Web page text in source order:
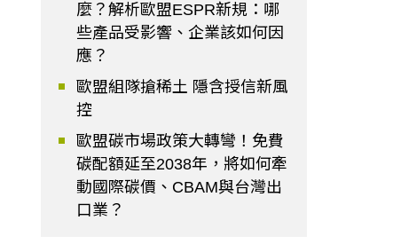
麼？解析歐盟ESPR新規：哪
些產品受影響、企業該如何因
應？
歐盟組隊搶稀土 隱含授信新風
控
歐盟碳市場政策大轉彎！免費
碳配額延至2038年，將如何牽
動國際碳價、CBAM與台灣出
口業？